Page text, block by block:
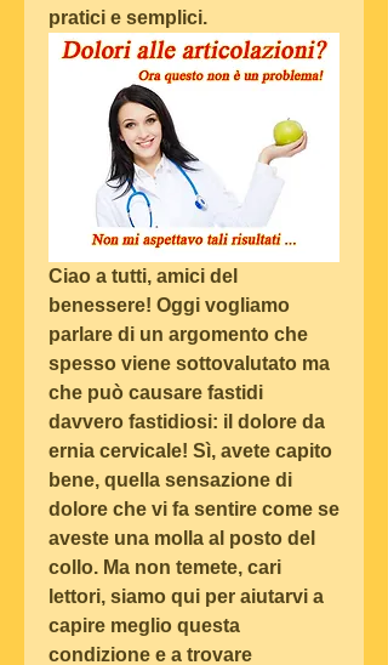
pratici e semplici.
Ciao a tutti, amici del
benessere! Oggi vogliamo
parlare di un argomento che
spesso viene sottovalutato ma
che può causare fastidi
davvero fastidiosi: il dolore da
ernia cervicale! Sì, avete capito
bene, quella sensazione di
dolore che vi fa sentire come se
aveste una molla al posto del
collo. Ma non temete, cari
lettori, siamo qui per aiutarvi a
capire meglio questa
condizione e a trovare